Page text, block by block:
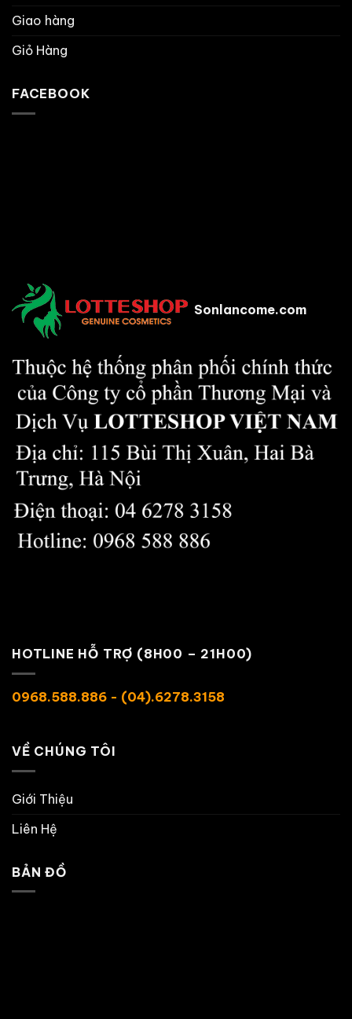
Giao hàng
Giỏ Hàng
FACEBOOK
Sonlancome.com
HOTLINE HỖ TRỢ (8H00 – 21H00)
0968.588.886 - (04).6278.3158
VỀ CHÚNG TÔI
Giới Thiệu
Liên Hệ
BẢN ĐỒ